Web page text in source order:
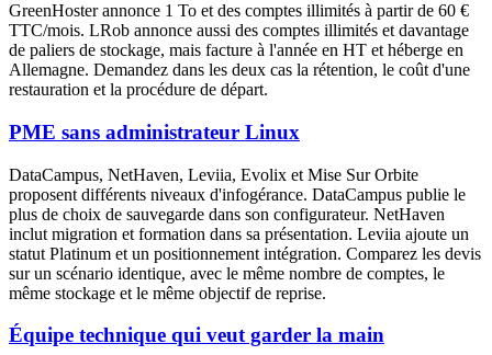
GreenHoster annonce 1 To et des comptes illimités à partir de 60 €
TTC/mois. LRob annonce aussi des comptes illimités et davantage
de paliers de stockage, mais facture à l'année en HT et héberge en
Allemagne. Demandez dans les deux cas la rétention, le coût d'une
restauration et la procédure de départ.
PME sans administrateur Linux
DataCampus, NetHaven, Leviia, Evolix et Mise Sur Orbite
proposent différents niveaux d'infogérance. DataCampus publie le
plus de choix de sauvegarde dans son configurateur. NetHaven
inclut migration et formation dans sa présentation. Leviia ajoute un
statut Platinum et un positionnement intégration. Comparez les devis
sur un scénario identique, avec le même nombre de comptes, le
même stockage et le même objectif de reprise.
Équipe technique qui veut garder la main